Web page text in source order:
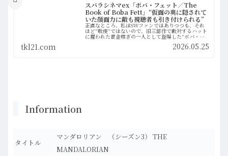
スバラシネマex「ボバ・フェット／The
Book of Boba Fett」“仮面の奥に隠されて
いた顔面力に敵も視聴者も引き付けられる”
正直なところ、私はSWファンではありつつも、それ
ほど“敬虔”ではないので、旧三部作で敵対するハット
に雇われた賞金稼ぎの一人として登場した“ボバ・フ
ェット”というキャラクターに対しても、愛着はまっ
たくなかった。なぜモブキャラに近い敵キャラがここ
tkl21.com 2026.05.25
Information
タイトル
マンダロリアン （シーズン3） THE
MANDALORIAN